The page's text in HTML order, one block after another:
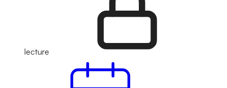
lecture